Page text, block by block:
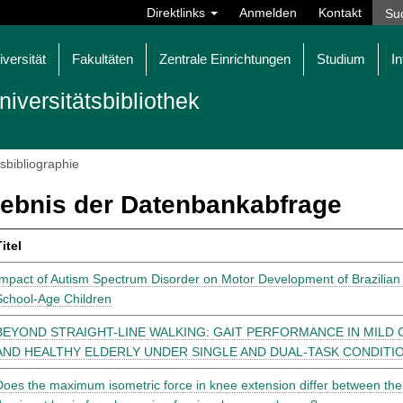
Direktlinks Anmelden Kontakt
Fakultäten Zentrale Einrichtungen Studium
der Datenbankabfrage
of Autism Spectrum Disorder on Motor Development of
Age Children
STRAIGHT-LINE WALKING: GAIT PERFORMANCE IN MILD
HEALTHY ELDERLY UNDER SINGLE AND DUAL-TASK
the maximum isometric force in knee extension differ between